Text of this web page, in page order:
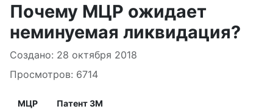
Почему МЦР ожидает
неминуемая ликвидация?
Информация о материале
Создано: 28 октября 2018
Просмотров: 6714
МЦР Патент ЗМ